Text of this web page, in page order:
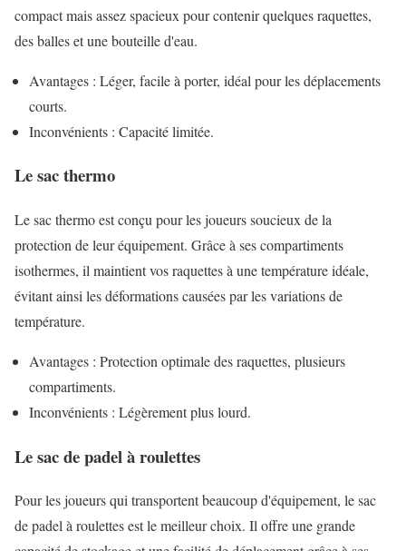
compact mais assez spacieux pour contenir quelques raquettes,
des balles et une bouteille d'eau.
Avantages : Léger, facile à porter, idéal pour les déplacements
courts.
Inconvénients : Capacité limitée.
Le sac thermo
Le sac thermo est conçu pour les joueurs soucieux de la
protection de leur équipement. Grâce à ses compartiments
isothermes, il maintient vos raquettes à une température idéale,
évitant ainsi les déformations causées par les variations de
température.
Avantages : Protection optimale des raquettes, plusieurs
compartiments.
Inconvénients : Légèrement plus lourd.
Le sac de padel à roulettes
Pour les joueurs qui transportent beaucoup d'équipement, le sac
de padel à roulettes est le meilleur choix. Il offre une grande